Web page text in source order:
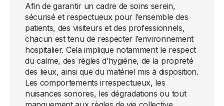
Afin de garantir un cadre de soins serein,
sécurisé et respectueux pour l’ensemble des
patients, des visiteurs et des professionnels,
chacun est tenu de respecter l’environnement
hospitalier. Cela implique notamment le respect
du calme, des règles d’hygiène, de la propreté
des lieux, ainsi que du matériel mis à disposition.
Les comportements irrespectueux, les
nuisances sonores, les dégradations ou tout